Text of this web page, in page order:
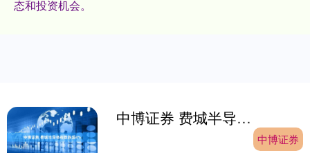
态和投资机会。
中博证券 费城半导体指数跌超4%
中博证券